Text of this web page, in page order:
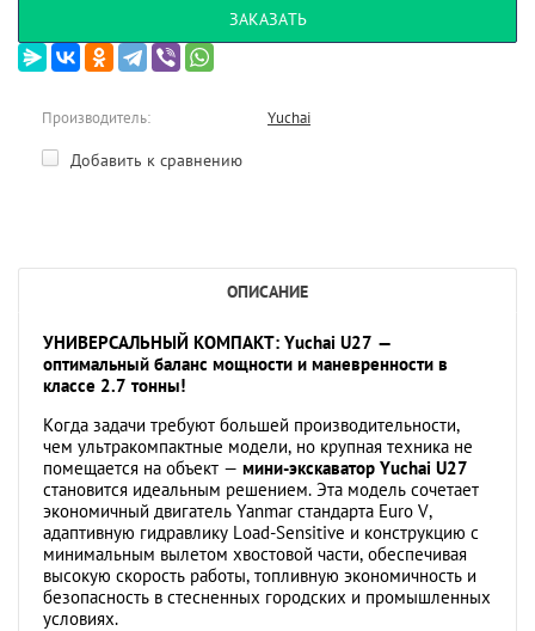
ЗАКАЗАТЬ
Производитель: Yuchai
Добавить к сравнению
ОПИСАНИЕ
УНИВЕРСАЛЬНЫЙ КОМПАКТ: Yuchai U27 —
оптимальный баланс мощности и маневренности в
классе 2.7 тонны!
Когда задачи требуют большей производительности,
чем ультракомпактные модели, но крупная техника не
помещается на объект — мини-экскаватор Yuchai U27
становится идеальным решением. Эта модель сочетает
экономичный двигатель Yanmar стандарта Euro V,
адаптивную гидравлику Load-Sensitive и конструкцию с
минимальным вылетом хвостовой части, обеспечивая
высокую скорость работы, топливную экономичность и
безопасность в стесненных городских и промышленных
условиях.